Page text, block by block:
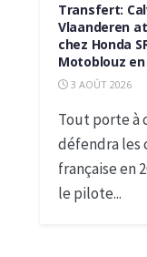
Transfert:
Vlaanderen
chez Honda
Motoblouz en
3 AOÛT 2026
Tout porte à
défendra
française en
le pilote...